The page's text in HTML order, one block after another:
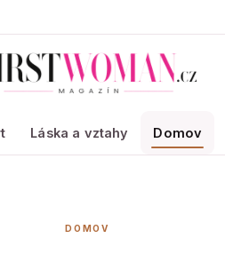
Láska a vztahy Domov
DOMOV